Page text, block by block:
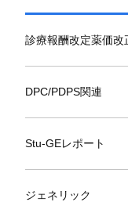
診療報酬改定薬価改
DPC/PDPS関連
Stu-GEレポート
ジェネリック